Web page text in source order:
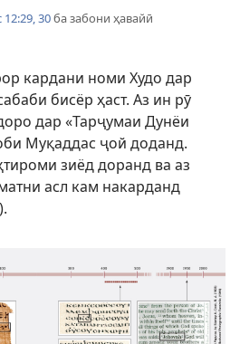
30ба забони ҳавайӣ
кардани номи Худо дар
бисёр ҳаст. Аз ин рӯ
дар «Тарҷумаи Дунёи
Муқаддас ҷой доданд.
зиёд доранд ва аз
асл кам накарданд
).